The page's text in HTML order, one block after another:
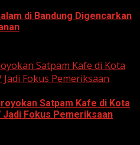
di Bandung Digencarkan
Satpam Kafe di Kota
Fokus Pemeriksaan
Satpam Kafe di Kota
Jadi Fokus Pemeriksaan